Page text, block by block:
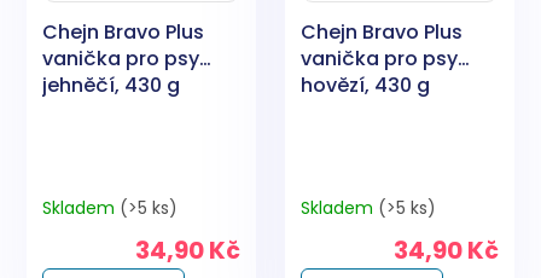
Chejn Bravo Plus
vanička pro psy
jehněčí, 430 g
Skladem (>5 ks)
34,90 Kč
Chejn Bravo Plus
vanička pro psy
hovězí, 430 g
Skladem (>5 ks)
34,90 Kč